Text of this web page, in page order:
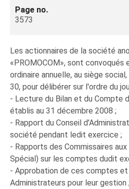
Page no.
3573
Les actionnaires de la société
«PROMOCOM», sont convoqués
ordinaire annuelle, au siège
30, pour délibérer sur l'ordre du
- Lecture du Bilan et du Compte
établis au 31 décembre 2008 ;
- Rapport du Conseil
société pendant ledit exercice ;
- Rapports des Commissaires
Spécial) sur les comptes dudit
- Approbation de ces comptes et
Administrateurs pour leur gestion